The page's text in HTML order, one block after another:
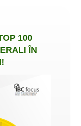
100
ÎN
!